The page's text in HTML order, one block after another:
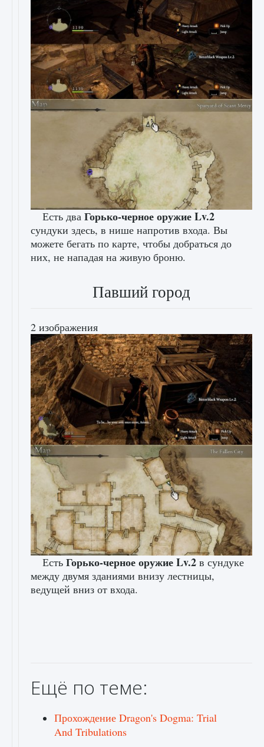
Есть два Горько-черное оружие Lv.2
сундуки здесь, в нише напротив входа. Вы
можете бегать по карте, чтобы добраться до
них, не нападая на живую броню.
Павший город
2 изображения
Есть Горько-черное оружие Lv.2 в сундуке
между двумя зданиями внизу лестницы,
ведущей вниз от входа.
Ещё по теме:
Прохождение Dragon's Dogma: Trial
And Tribulations